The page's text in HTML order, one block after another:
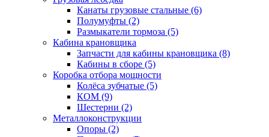
Канаты грузовые стальные (6)
Полумуфты (2)
Размыкатели тормоза (5)
Кабина крановщика
Запчасти для кабины крановщика (8)
Кабины в сборе (5)
Коробка отбора мощности
Колёса зубчатые (5)
КОМ (9)
Шестерни (2)
Металлоконструкции
Опоры (2)